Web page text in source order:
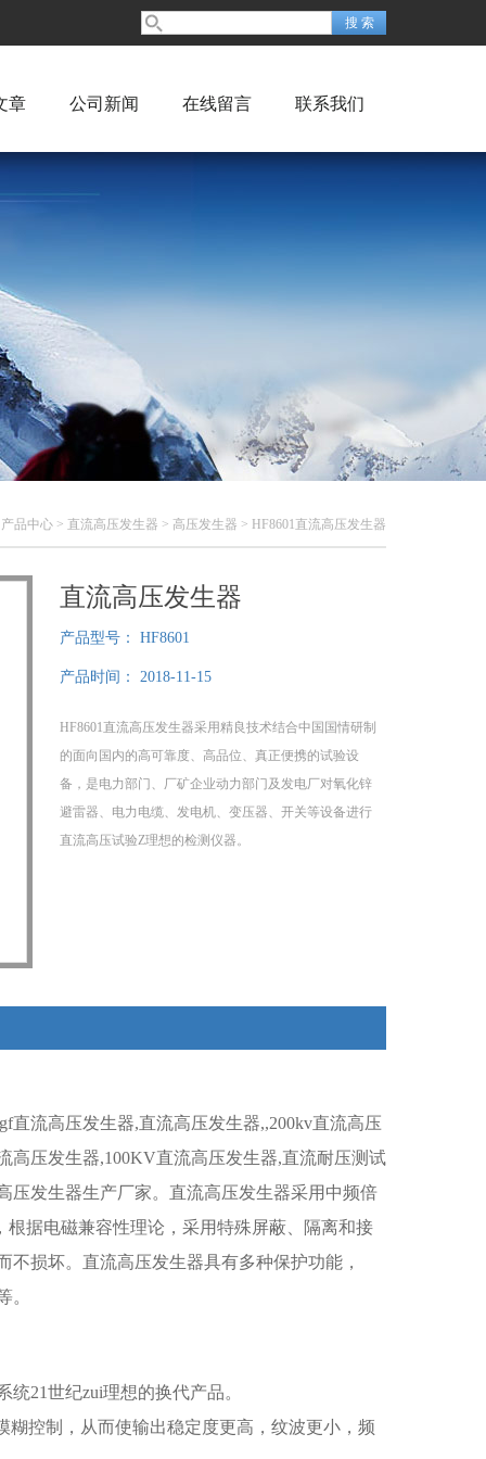
章 公司新闻 在线留言 联系我们
产品中心 > 直流高压发生器 > 高压发生器 > HF8601直流高压发生器
直流高压发生器
产品型号： HF8601
产品时间： 2018-11-15
HF8601直流高压发生器采用精良技术结合中国国情研制
的面向国内的高可靠度、高品位、真正便携的试验设
备，是电力部门、厂矿企业动力部门及发电厂对氧化锌
避雷器、电力电缆、发电机、变压器、开关等设备进行
直流高压试验Z理想的检测仪器。
流高压发生器,直流高压发生器,,200kv直流高压
高压发生器,100KV直流高压发生器,直流耐压测试
压发生器生产厂家。直流高压发生器采用中频倍
据电磁兼容性理论，采用特殊屏蔽、隔离和接
损坏。直流高压发生器具有多种保护功能，
。
21世纪zui理想的换代产品。
控制，从而使输出稳定度更高，纹波更小，频